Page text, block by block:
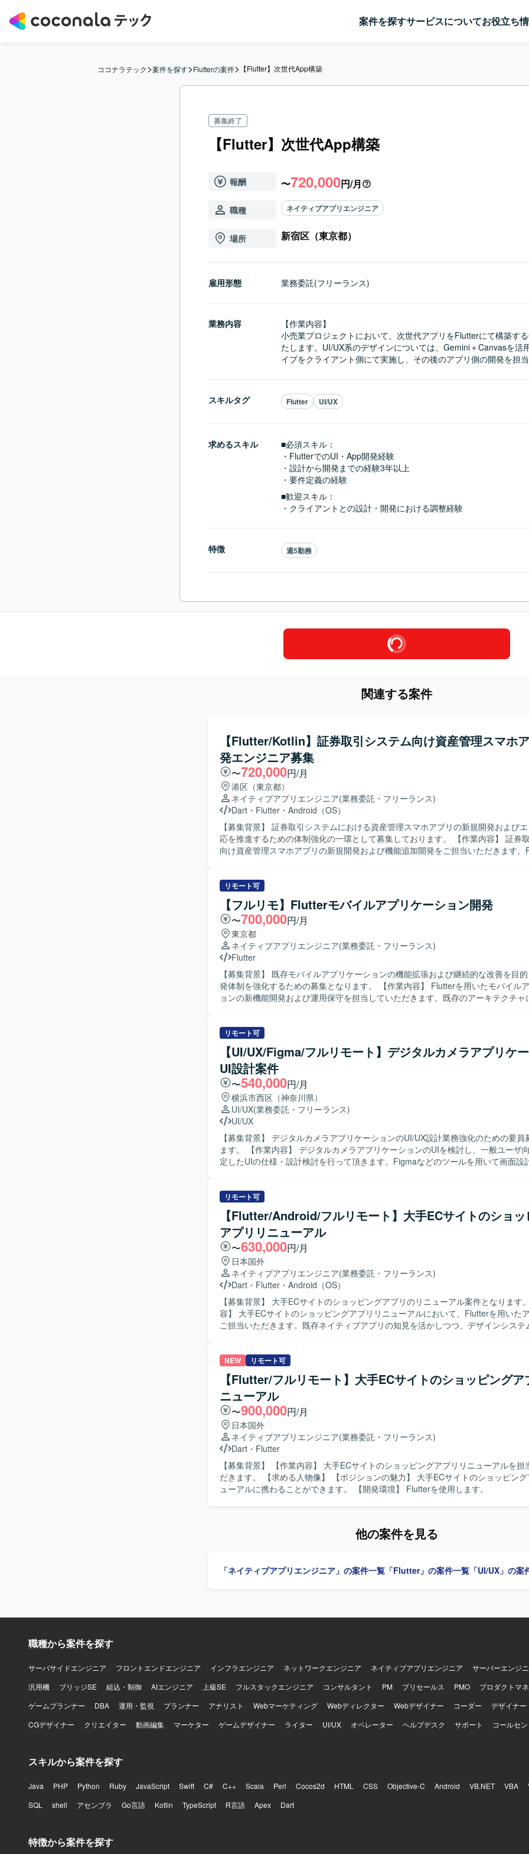
案件を探すサービスについてお役立ち
ココナラテック>案件を探す>Flutterの案件> 【Flutter】次世代App構築
募集終了
【Flutter】次世代App構築
報酬 〜720,000円/月
職種 ネイティブアプリエンジニア
場所 新宿区（東京都）
雇用形態 業務委託(フリーランス)
業務内容
【作業内容】
小売業プロジェクトにおいて、次世代アプリをFlutterにて構築す
たします。UI/UX系のデザインについては、Gemini＋Canvasを活
イプをクライアント側にて実施し、その後のアプリ側の開発を担
スキルタグ Flutter UI/UX
求めるスキル
■必須スキル：
・FlutterでのUI・App開発経験
・設計から開発までの経験3年以上
・要件定義の経験
■歓迎スキル：
・クライアントとの設計・開発における調整経験
特徴 週5勤務
関連する案件
【Flutter/Kotlin】証券取引システム向け資産管理スマホ
発エンジニア募集
〜720,000円/月
港区（東京都）
ネイティブアプリエンジニア(業務委託・フリーランス)
Dart ・ Flutter ・ Android（OS）
【募集背景】 証券取引システムにおける資産管理スマホアプリの新規開発および
応を推進するための体制強化の一環として募集しております。 【作業内容】 証券取引システム
向け資産管理スマホアプリの新規開発および機能追加開発をご担当いただきます
ンを取りながら要件の整理や仕様調整、実装、レビューを行っていただきます。ス
スのアジャイル開発に参加し、定期的なリリースサイクルの中で設計から実装、テ
まで一連の工程に携わっていただきます。 【求める人物像】 チームメンバーやビジネス側と積
極的にコミュニケーションを取りながら、自ら課題を発見し解決に向けて主体的に
求めております。新しい技術や開発手法への関心が高く、生成AIなどの新しい取り
向きにチャレンジいただける方が望ましいです。 【ポジションの魅力】 金融領域の証券取引シ
ステムに関わる資産管理スマホアプリ開発に携わることで、ドメイン知見とモバイ
発スキルの両方を高めていただけます。Flutter を中心としたクロスプラットフォ
え、生成AIを活用した開発プロセスを経験できる環境です。スクラムによる短い開
の中で、企画からリリースまでの一連の流れを継続的に経験できる点も魅力です。 【開発環
境】 Flutter（モバイル）、Kotlin（BFF）を中心とした構成で、アジャイル（スク
す。
リモート可
【フルリモ】Flutterモバイルアプリケーション開発
〜700,000円/月
東京都
ネイティブアプリエンジニア(業務委託・フリーランス)
Flutter
【募集背景】 既存モバイルアプリケーションの機能拡張および継続的な改善を目
発体制を強化するための募集となります。 【作業内容】 Flutterを用いたモバイルアプリケーシ
ョンの新機能開発および運用保守を担当していただきます。既存のアーキテクチャ
スの推進にも取り組んでいただきます。 【求める人物像】 自ら課題を見つけ主体的にタスクを
推進できる方を求めています。チーム内で積極的にコミュニケーションを取りなが
提案を行い、より良い開発プロセスやプロダクトづくりに貢献していただける方が
す。 【ポジションの魅力】 Flutterを用いたモバイルアプリケーション開発に深く関わることが
でき、設計から実装、レビューまで一連の工程を経験できます。生成AIを活用した
スに携わることで、新しい開発手法やツールの活用スキルを高めることができます。 【開
境】 Flutterを中心としたモバイルアプリケーション開発環境を想定しています。
テクチャや開発ルールに沿って開発を行っていただきます。
リモート可
【UI/UX/Figma/フルリモート】デジタルカメラアプリケ
UI設計案件
〜540,000円/月
横浜市西区（神奈川県）
UI/UX(業務委託・フリーランス)
UI/UX
【募集背景】 デジタルカメラアプリケーションのUI/UX設計業務強化のための要員
ます。 【作業内容】 デジタルカメラアプリケーションのUIを検討し、一般ユーザ向け展開を想
定したUIの仕様・設計検討を行って頂きます。Figmaなどのツールを用いて画面設
係者と円滑にコミュニケーションを取りながら業務を推進できる方にマッチするポ
す。 【ポジションの魅力】 デジタルカメラ分野におけるアプリケーションUI/UX設計に携わる
ことで、一般ユーザ向けサービスの使い勝手向上に直接貢献できる案件です。
ツールを活用しながら、UI/UX設計スキルをさらに高めて頂けます。 【開発環境】 Figma、
GitHub、JIRA、PowerPointを中心とした環境で作業して頂きます。
リモート可
【Flutter/Android/フルリモート】大手ECサイトのショ
アプリリニューアル
〜630,000円/月
日本国外
ネイティブアプリエンジニア(業務委託・フリーランス)
Dart ・ Flutter ・ Android（OS）
【募集背景】 大手ECサイトのショッピングアプリのリニューアル案件となります。 【作業
容】 大手ECサイトのショッピングアプリリニューアルにおいて、Flutterを用いた
ご担当いただきます。既存ネイティブアプリの知見を活かしつつ、デザインシステ
開発を進めていただける方を求めています。 【ポジションの魅力】 大規模なECサービスのス
マートフォンアプリ開発に携わることで、Flutterを活用したクロスプラットフォー
ザインシステム活用の実践経験を積むことができます。 【開発環境】 Flutterを用いたスマート
フォンアプリ開発環境となります。
NEW リモート可
【Flutter/フルリモート】大手ECサイトのショッピングア
ニューアル
〜900,000円/月
日本国外
ネイティブアプリエンジニア(業務委託・フリーランス)
Dart ・ Flutter
【募集背景】 【作業内容】 大手ECサイトのショッピングアプリリニューアルを担当していた
だきます。 【求める人物像】 【ポジションの魅力】 大手ECサイトのショッピングアプリリニ
ューアルに携わることができます。 【開発環境】 Flutterを使用します。
他の案件を見る
「ネイティブアプリエンジニア」の案件一覧 「Flutter」の案件一覧 「UI/UX」の案
職種から案件を探す
サーバサイドエンジニア フロントエンドエンジニア インフラエンジニア ネットワークエンジニア ネイティブアプリエンジニア
サーバーエンジ
汎用機
ブリッジSE 組込・制御 AIエンジニア 上級SE フルスタックエンジニア コンサルタント PM プリセールス PMO
プロダクトマ
ゲームプランナー
DBA 運用・監視 プランナー アナリスト Webマーケティング Webディレクター Webデザイナー コーダー
デザイナー
CGデザイナー
クリエイター 動画編集 マーケター ゲームデザイナー ライター UI/UX オペレーター ヘルプデスク サポート コールセ
スキルから案件を探す
Java PHP Python Ruby JavaScript Swift C# C++ Scala Perl Cocos2d HTML CSS Objective-C Android VB.NET VBA
SQL
shell アセンブラ Go言語 Kotlin TypeScript R言語 Apex Dart
特徴から案件を探す